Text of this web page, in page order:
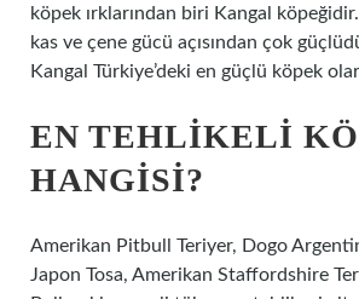
köpek ırklarından biri Kangal
kas ve çene gücü açısından çok
Kangal Türkiye’deki en güçlü köpek
EN TEHLIKELI
HANGISI?
Amerikan Pitbull Teriyer, Dogo
Japon Tosa, Amerikan Staffordshire